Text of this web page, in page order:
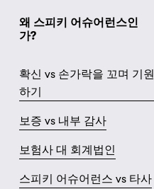
왜 스피키 어슈어런스인
가?
확신 vs 손가락을 꼬며 기원
하기
보증 vs 내부 감사
보험사 대 회계법인
스피키 어슈어런스 vs 타사